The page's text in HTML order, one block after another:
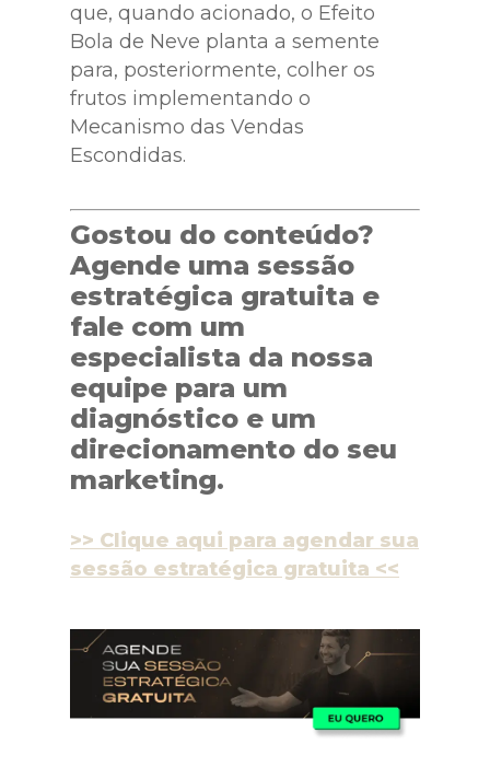
que, quando acionado, o Efeito
Bola de Neve planta a semente
para, posteriormente, colher os
frutos implementando o
Mecanismo das Vendas
Escondidas.
Gostou do conteúdo?
Agende uma sessão
estratégica gratuita e
fale com um
especialista da nossa
equipe para um
diagnóstico e um
direcionamento do seu
marketing.
>> Clique aqui para agendar sua
sessão estratégica gratuita <<